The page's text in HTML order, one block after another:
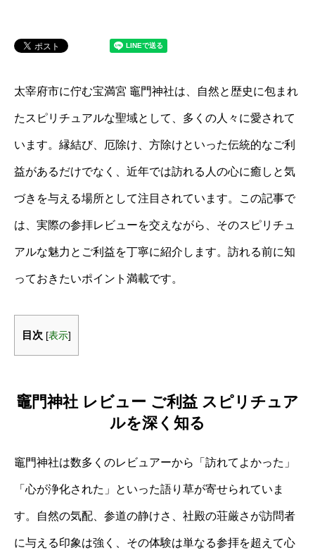
太宰府市に佇む宝満宮 竈門神社は、自然と歴史に包まれ
たスピリチュアルな聖域として、多くの人々に愛されて
います。縁結び、厄除け、方除けといった伝統的なご利
益があるだけでなく、近年では訪れる人の心に癒しと気
づきを与える場所として注目されています。この記事で
は、実際の参拝レビューを交えながら、そのスピリチュ
アルな魅力とご利益を丁寧に紹介します。訪れる前に知
っておきたいポイント満載です。
目次 [表示]
竈門神社 レビュー ご利益 スピリチュア
ルを深く知る
竈門神社は数多くのレビュアーから「訪れてよかった」
「心が浄化された」といった語り草が寄せられていま
す。自然の気配、参道の静けさ、社殿の荘厳さが訪問者
に与える印象は強く、その体験は単なる参拝を超えて心